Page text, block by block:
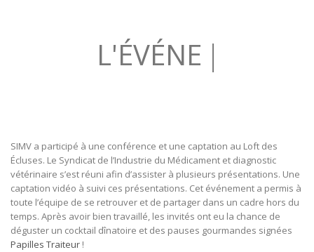
L'ÉV|
SIMV a participé à une conférence et une captation au Loft des
Écluses. Le Syndicat de l’Industrie du Médicament et diagnostic
vétérinaire s’est réuni afin d’assister à plusieurs présentations. Une
captation vidéo à suivi ces présentations. Cet événement a permis à
toute l’équipe de se retrouver et de partager dans un cadre hors du
temps. Après avoir bien travaillé, les invités ont eu la chance de
déguster un cocktail dînatoire et des pauses gourmandes signées
Papilles Traiteur !